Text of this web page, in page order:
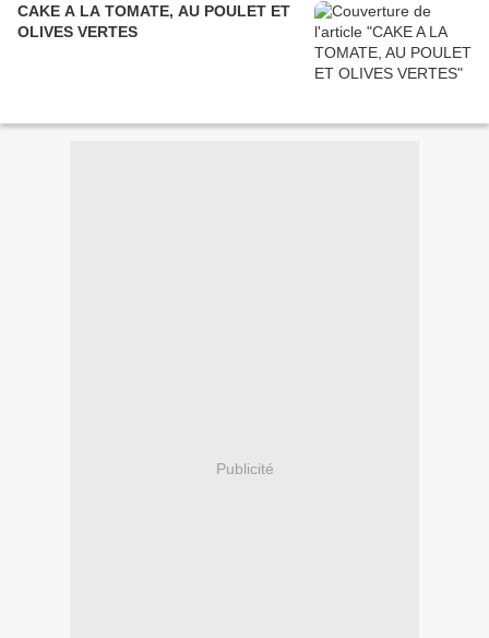
CAKE A LA TOMATE, AU POULET ET
OLIVES VERTES
Publicité